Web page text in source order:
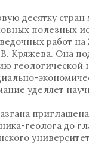
десятку
полезных
работ на
Кряжева. Она
геологической
уделяет
геолога до